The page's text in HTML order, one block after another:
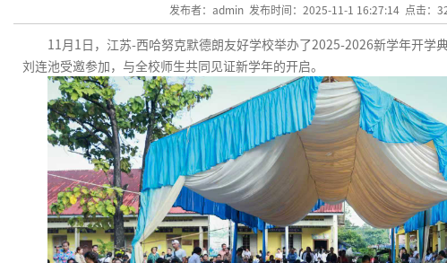
发布者：admin 发布时间：2025-11-1 16:27:14 点击：
11月1日，江苏-西哈努克默德朗友好学校举办了2025-2026新学年开学
刘连池受邀参加，与全校师生共同见证新学年的开启。